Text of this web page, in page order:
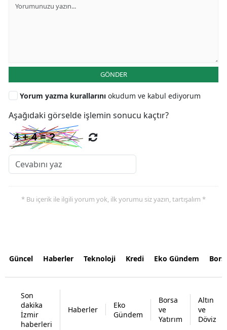
GÖNDER
Yorum yazma kurallarını okudum ve kabul ediyorum
Aşağıdaki görselde işlemin sonucu kaçtır?
* Bu içerik ile ilgili yorum yok, ilk yorumu siz yazın, tartışalım *
Güncel Haberler Teknoloji Kredi Eko Gündem
Son
dakika
İzmir
haberleri
Haberler
Eko
Gündem
Borsa
ve
Yatırım
Altın
ve
Döviz